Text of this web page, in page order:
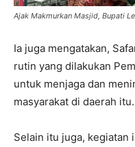
Ajak Makmurkan Masjid, Bupati
Ia juga mengatakan,
rutin yang dilakukan
untuk menjaga dan
masyarakat di daerah itu.
Selain itu juga, kegiatan